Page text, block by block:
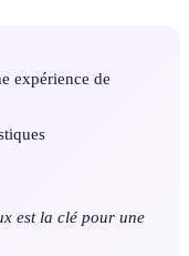
expérience de
est la clé pour une